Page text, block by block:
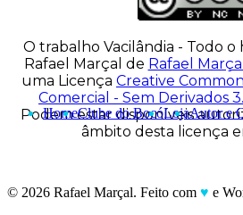
O trabalho Vacilândia - Todo
Rafael Marçal de Rafael Marçal
uma Licença Creative
Comercial - Sem Derivados
Podem estar disponíveis
âmbito desta licença
HomeClube do BocóLojaAutor e
© 2026 Rafael Marçal. Feito com ♥ e